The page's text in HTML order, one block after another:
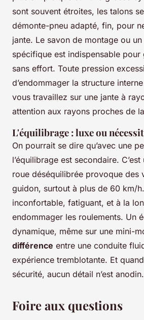
sont souvent étroites, les talons
démonte-pneu adapté, fin, pour
jante. Le savon de montage ou
spécifique est indispensable pour
sans effort. Toute pression
d’endommager la structure
vous travaillez sur une jante à
attention aux rayons proches de
L'équilibrage : luxe ou
On pourrait se dire qu’avec une
l’équilibrage est secondaire.
roue déséquilibrée provoque des
guidon, surtout à plus de 60 km/h.
inconfortable, fatiguant, et à la
endommager les roulements. Un
dynamique, même sur une mini-
différence entre une conduite
expérience tremblotante. Et
sécurité, aucun détail n’est anodin.
Foire aux questions